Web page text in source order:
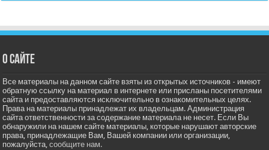
О сайте
Все материалы на данном сайте взяты из открытых источников - имеют
обратную ссылку на материал в интернете или присланы посетителями
сайта и предоставляются исключительно в ознакомительных целях.
Права на материалы принадлежат их владельцам. Администрация
сайта ответственности за содержание материала не несет. Если Вы
обнаружили на нашем сайте материалы, которые нарушают авторские
права, принадлежащие Вам, Вашей компании или организации,
пожалуйста,сообщите нам.